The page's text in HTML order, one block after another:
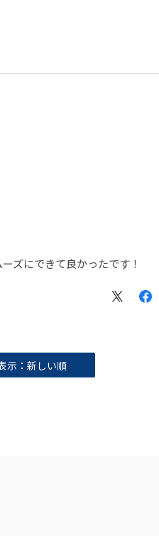
ズにできて良かったです！
示：新しい順